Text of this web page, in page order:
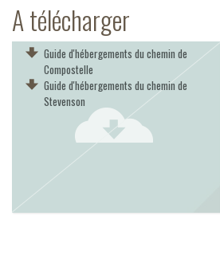
A télécharger
Guide d'hébergements du chemin de
Compostelle
Guide d'hébergements du chemin de
Stevenson